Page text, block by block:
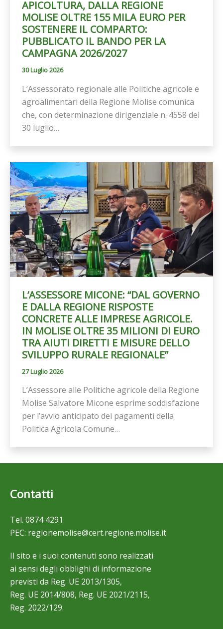
APICOLTURA, DALLA REGIONE
MOLISE OLTRE 155 MILA EURO PER
SOSTENERE IL COMPARTO:
PUBBLICATO IL BANDO PER LA
CAMPAGNA 2026/2027
30 Luglio 2026
L’Assessorato regionale alle Politiche agricole e
agroalimentari della Regione Molise comunica
che, con determinazione dirigenziale n. 4558 del
30 luglio…
L’ASSESSORE MICONE: “DAL GOVERNO
E DALLA REGIONE RISPOSTE
CONCRETE ALLE IMPRESE AGRICOLE.
IN MOLISE OLTRE 35 MILIONI DI EURO
TRA AIUTI DIRETTI E MISURE DELLO
SVILUPPO RURALE REGIONALE”
27 Luglio 2026
L’Assessore alle Politiche agricole della Regione
Molise Salvatore Micone esprime soddisfazione
per l’avvio anticipato dei pagamenti della
Politica Agricola Comune…
Contatti
Tel. 0874 4291
PEC: regionemolise@cert.regione.molise.it
Il sito e i suoi contenuti sono realizzati
ai sensi degli obblighi di informazione
previsti da Reg. UE 2013/1305,
Reg. UE 2014/808, Reg. UE 2021/2115,
Reg. 2022/129.